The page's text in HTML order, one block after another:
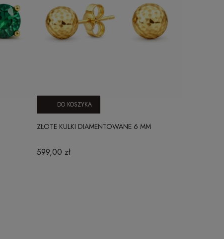
ZŁOTE KULKI DIAMENTOWANE 6 MM
599,00 zł
DO KOSZYKA